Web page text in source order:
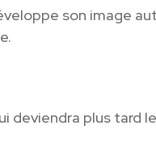
son image
deviendra plus tard